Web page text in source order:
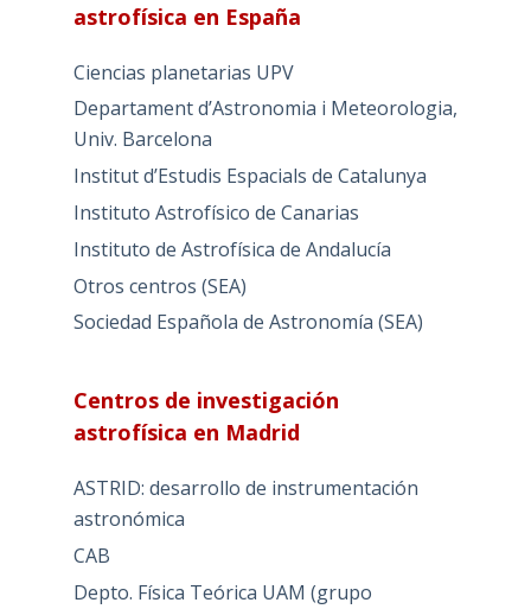
astrofísica en España
Ciencias planetarias UPV
Departament d’Astronomia i Meteorologia,
Univ. Barcelona
Institut d’Estudis Espacials de Catalunya
Instituto Astrofísico de Canarias
Instituto de Astrofísica de Andalucía
Otros centros (SEA)
Sociedad Española de Astronomía (SEA)
Centros de investigación
astrofísica en Madrid
ASTRID: desarrollo de instrumentación
astronómica
CAB
Depto. Física Teórica UAM (grupo